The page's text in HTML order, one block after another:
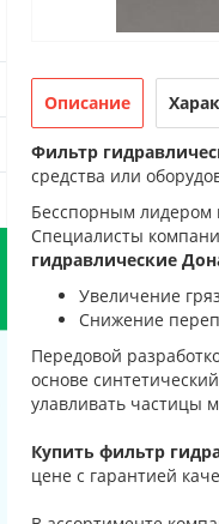
Описание
Фильтр
средства или
Бесспорным лидером
Специалисты
гидравлические
Увеличение
Снижение
Передовой
основе
улавливать частицы
Купить фильтр
цене с гарантией